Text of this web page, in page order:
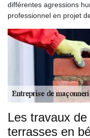
différentes agressions
professionnel en projet
Les travaux
terrasses en